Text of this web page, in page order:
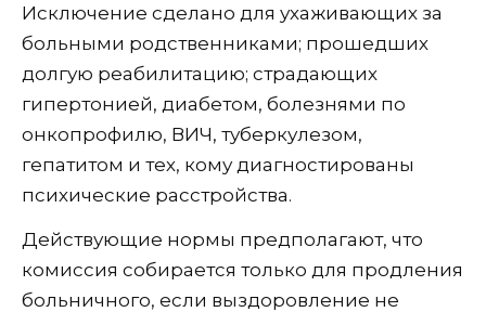
Исключение сделано для ухаживающих за
больными родственниками; прошедших
долгую реабилитацию; страдающих
гипертонией, диабетом, болезнями по
онкопрофилю, ВИЧ, туберкулезом,
гепатитом и тех, кому диагностированы
психические расстройства.
Действующие нормы предполагают, что
комиссия собирается только для продления
больничного, если выздоровление не